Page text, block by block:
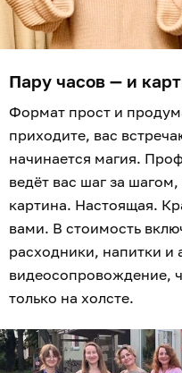
Пару часов — и
Формат прост и
приходите, вас
начинается магия.
ведёт вас шаг за
картина. Настоящая.
вами. В стоимость
расходники, напитки и
видеосопровождение,
только на холсте.